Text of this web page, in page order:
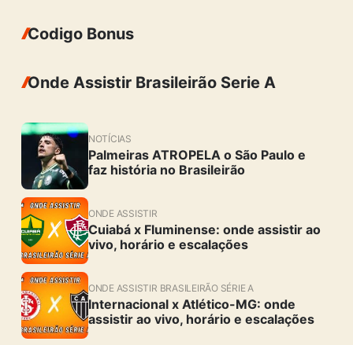
Codigo Bonus
Onde Assistir Brasileirão Serie A
NOTÍCIAS
Palmeiras ATROPELA o São Paulo e
faz história no Brasileirão
ONDE ASSISTIR
Cuiabá x Fluminense: onde assistir ao
vivo, horário e escalações
ONDE ASSISTIR BRASILEIRÃO SÉRIE A
Internacional x Atlético-MG: onde
assistir ao vivo, horário e escalações